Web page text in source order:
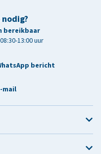
bereikbaar
13:00 uur
bericht
mail